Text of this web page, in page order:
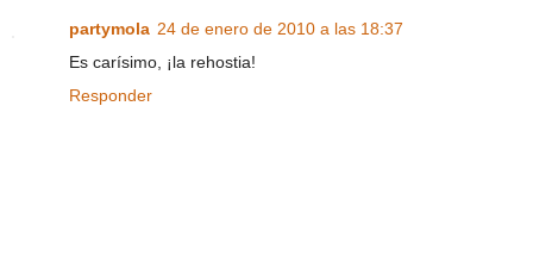
partymola 24 de enero de 2010 a las 18:37
Es carísimo, ¡la rehostia!
Responder